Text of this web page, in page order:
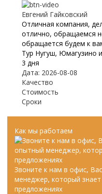
Евгений Гайковский
Отличная компания,
отлично, обращаемся
обращается будем к
Тур Нугуш, Юмагузино
3 дня
Дата: 2026-08-08
Качество
Стоимость
Сроки
Как мы работаем
Звоните к нам в офис,
менеджер, который знает
предложениях